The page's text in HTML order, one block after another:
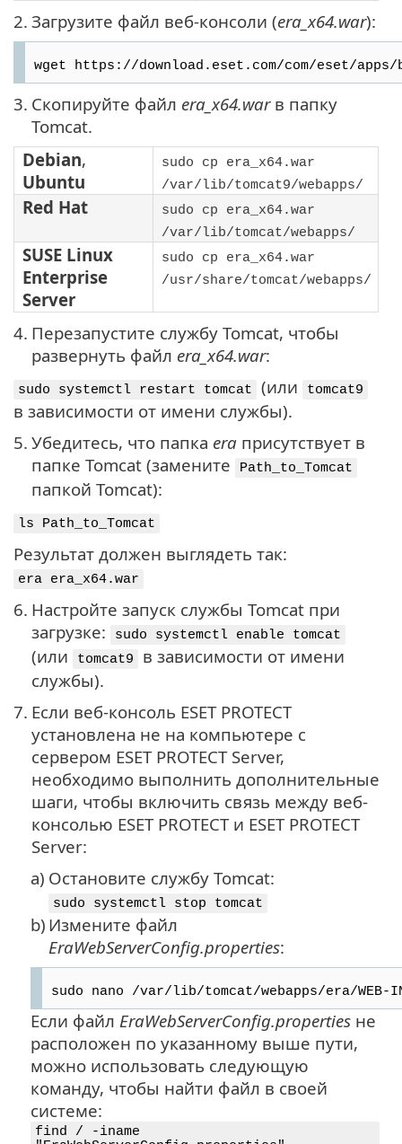
2. Загрузите файл веб-консоли (era_x64.war):
wget https://download.eset.com/com/eset/
3. Скопируйте файл era_x64.warв папку
Tomcat.
Debian,
Ubuntu
sudo cp era_x64.war
/var/lib/tomcat9/webapps/
Red Hat
sudo cp era_x64.war
/var/lib/tomcat/webapps/
SUSE Linux
Enterprise
Server
sudo cp era_x64.war
/usr/share/tomcat/webapps/
4. Перезапустите службу Tomcat, чтобы
развернуть файл era_x64.war:
sudo systemctl restart tomcat (или tomcat9
в зависимости от имени службы).
5. Убедитесь, что папка era присутствует в
папке Tomcat (замените
Path_to_Tomcat
папкой Tomcat):
ls Path_to_Tomcat
Результат должен выглядеть так:
era era_x64.war
6. Настройте запуск службы Tomcat при
загрузке:
sudo systemctl enable tomcat
(или tomcat9
в зависимости от имени
службы).
7. Если веб-консоль ESET PROTECT
установлена не на компьютере с
сервером ESET PROTECT Server,
необходимо выполнить дополнительные
шаги, чтобы включить связь между веб-
консолью ESET PROTECT и ESET PROTECT
Server:
a) Остановите службу Tomcat:
sudo systemctl stop tomcat
b) Измените файл
EraWebServerConfig.properties:
sudo nano /var/lib/tomcat/webapps/era/
Если файл EraWebServerConfig.properties не
расположен по указанному выше пути,
можно использовать следующую
команду, чтобы найти файл в своей
системе:
find / -iname